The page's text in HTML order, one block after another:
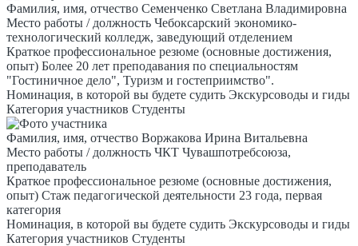
Фамилия, имя, отчество Семенченко Светлана Владимировна
Место работы / должность Чебоксарский экономико-
технологический колледж, заведующий отделением
Краткое профессиональное резюме (основные достижения,
опыт) Более 20 лет преподавания по специальностям
"Гостиничное дело", Туризм и гостеприимство".
Номинация, в которой вы будете судить Экскурсоводы и гиды
Категория участников Студенты
Фамилия, имя, отчество Воржакова Ирина Витальевна
Место работы / должность ЧКТ Чувашпотребсоюза,
преподаватель
Краткое профессиональное резюме (основные достижения,
опыт) Стаж педагогической деятельности 23 года, первая
категория
Номинация, в которой вы будете судить Экскурсоводы и гиды
Категория участников Студенты